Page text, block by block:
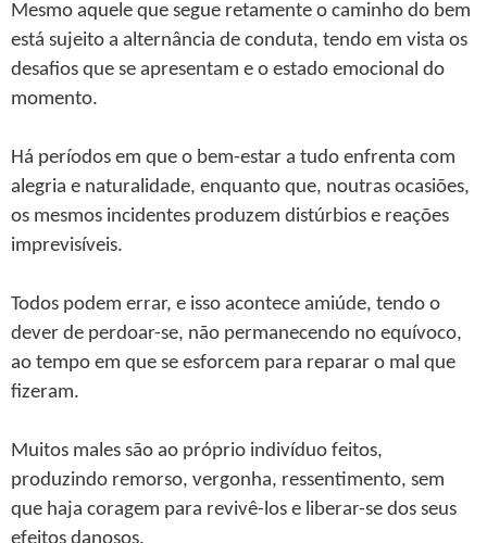
Mesmo aquele que segue retamente o caminho do bem
está sujeito a alternância de conduta, tendo em vista os
desafios que se apresentam e o estado emocional do
momento.
Há períodos em que o bem-estar a tudo enfrenta com
alegria e naturalidade, enquanto que, noutras ocasiões,
os mesmos incidentes produzem distúrbios e reações
imprevisíveis.
Todos podem errar, e isso acontece amiúde, tendo o
dever de perdoar-se, não permanecendo no equívoco,
ao tempo em que se esforcem para reparar o mal que
fizeram.
Muitos males são ao próprio indivíduo feitos,
produzindo remorso, vergonha, ressentimento, sem
que haja coragem para revivê-los e liberar-se dos seus